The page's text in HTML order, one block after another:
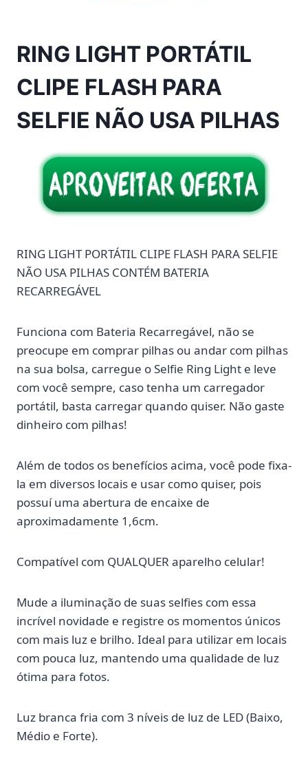
RING LIGHT PORTÁTIL
CLIPE FLASH PARA
SELFIE NÃO USA PILHAS
RING LIGHT PORTÁTIL CLIPE FLASH PARA SELFIE
NÃO USA PILHAS CONTÉM BATERIA
RECARREGÁVEL
Funciona com Bateria Recarregável, não se
preocupe em comprar pilhas ou andar com pilhas
na sua bolsa, carregue o Selfie Ring Light e leve
com você sempre, caso tenha um carregador
portátil, basta carregar quando quiser. Não gaste
dinheiro com pilhas!
Além de todos os benefícios acima, você pode fixa-
la em diversos locais e usar como quiser, pois
possuí uma abertura de encaixe de
aproximadamente 1,6cm.
Compatível com QUALQUER aparelho celular!
Mude a iluminação de suas selfies com essa
incrível novidade e registre os momentos únicos
com mais luz e brilho. Ideal para utilizar em locais
com pouca luz, mantendo uma qualidade de luz
ótima para fotos.
Luz branca fria com 3 níveis de luz de LED (Baixo,
Médio e Forte).